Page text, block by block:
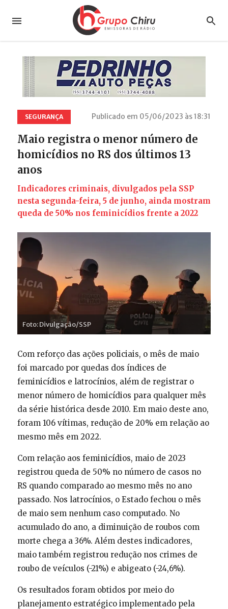
SEGURANÇA Publicado em 05/06/2023 às 18:31
Maio registra o menor número de
homicídios no RS dos últimos 13
anos
Indicadores criminais, divulgados pela SSP
nesta segunda-feira, 5 de junho, ainda mostram
queda de 50% nos feminicídios frente a 2022
Foto: Divulgação/SSP
Com reforço das ações policiais, o mês de maio
foi marcado por quedas dos índices de
feminicídios e latrocínios, além de registrar o
menor número de homicídios para qualquer mês
da série histórica desde 2010. Em maio deste ano,
foram 106 vítimas, redução de 20% em relação ao
mesmo mês em 2022.
Com relação aos feminicídios, maio de 2023
registrou queda de 50% no número de casos no
RS quando comparado ao mesmo mês no ano
passado. Nos latrocínios, o Estado fechou o mês
de maio sem nenhum caso computado. No
acumulado do ano, a diminuição de roubos com
morte chega a 36%. Além destes indicadores,
maio também registrou redução nos crimes de
roubo de veículos (-21%) e abigeato (-24,6%).
Os resultados foram obtidos por meio do
planejamento estratégico implementado pela